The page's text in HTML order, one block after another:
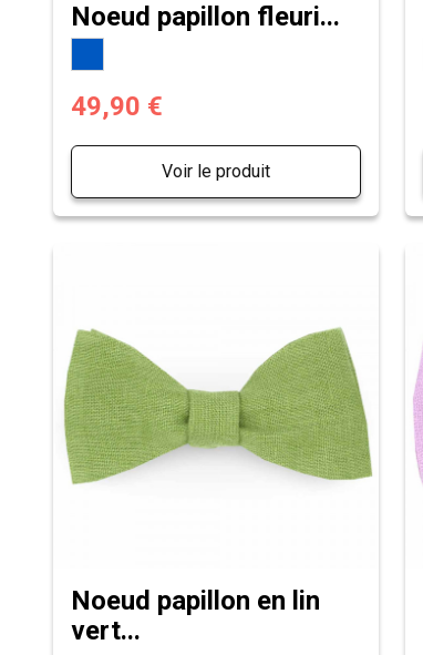
Noeud papillon fleuri...
49,90 €
Voir le produit
Noeud papillon en lin
vert...